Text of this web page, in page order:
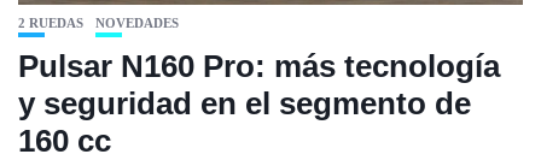
2 RUEDAS NOVEDADES
Pulsar N160 Pro: más tecnología
y seguridad en el segmento de
160 cc